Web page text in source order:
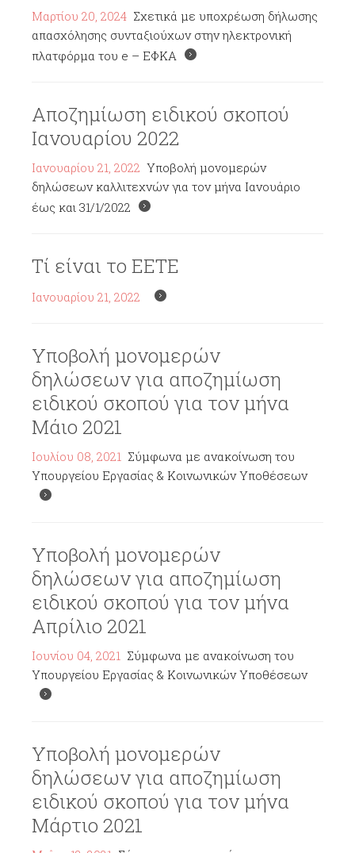
Μαρτίου 20, 2024 Σχετικά με υποχρέωση δήλωσης
απασχόλησης συνταξιούχων στην ηλεκτρονική
πλατφόρμα του e – ΕΦΚΑ
Αποζημίωση ειδικού σκοπού
Ιανουαρίου 2022
Ιανουαρίου 21, 2022 Υποβολή μονομερών
δηλώσεων καλλιτεχνών για τον μήνα Ιανουάριο
έως και 31/1/2022
Τί είναι το ΕΕΤΕ
Ιανουαρίου 21, 2022
Υποβολή μονομερών
δηλώσεων για αποζημίωση
ειδικού σκοπού για τον μήνα
Μάιο 2021
Ιουλίου 08, 2021 Σύμφωνα με ανακοίνωση του
Υπουργείου Εργασίας & Κοινωνικών Υποθέσεων
Υποβολή μονομερών
δηλώσεων για αποζημίωση
ειδικού σκοπού για τον μήνα
Απρίλιο 2021
Ιουνίου 04, 2021 Σύμφωνα με ανακοίνωση του
Υπουργείου Εργασίας & Κοινωνικών Υποθέσεων
Υποβολή μονομερών
δηλώσεων για αποζημίωση
ειδικού σκοπού για τον μήνα
Μάρτιο 2021